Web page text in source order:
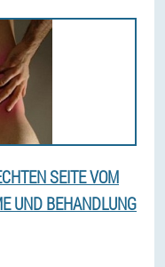
SEITE VOM
UND BEHANDLUNG